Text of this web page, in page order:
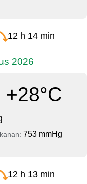
12 h 14 min
2026
+28°C
753 mmHg
12 h 13 min